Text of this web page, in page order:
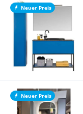
Neuer Preis
Neuer Preis